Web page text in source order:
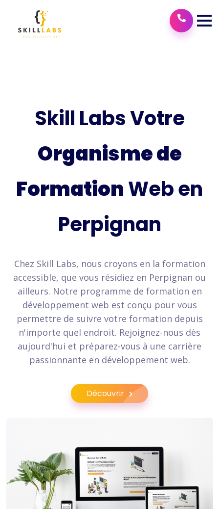
Skill Labs Votre
Organisme de
FormationWeb en
Perpignan
Chez Skill Labs, nous croyons en la formation
accessible, que vous résidiez en Perpignan ou
ailleurs. Notre programme de formation en
développement web est conçu pour vous
permettre de suivre votre formation depuis
n'importe quel endroit. Rejoignez-nous dès
aujourd'hui et préparez-vous à une carrière
passionnante en développement web.
Découvrir